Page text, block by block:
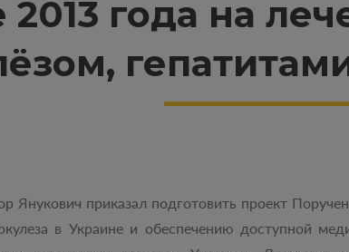
года на
Янукович приказал подготовить проект
в Украине и обеспечению доступной